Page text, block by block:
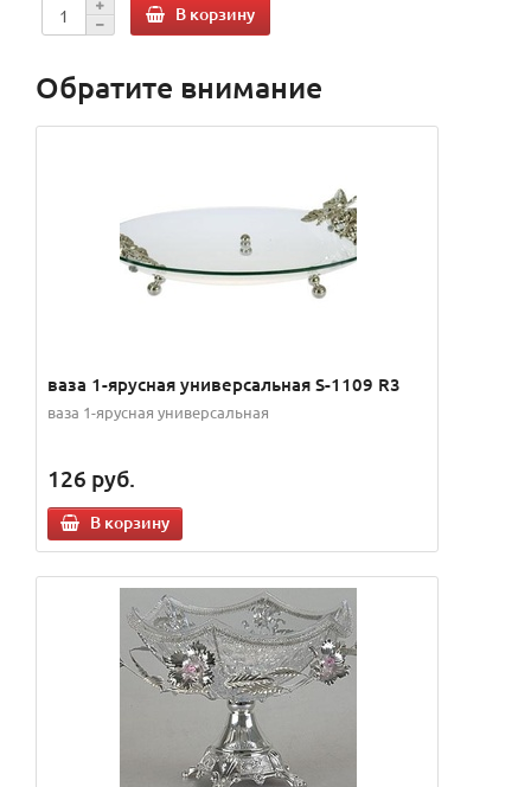
В корзину
Обратите внимание
ваза 1-ярусная универсальная S-1109 R3
ваза 1-ярусная универсальная
126 руб.
В корзину